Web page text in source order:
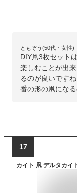
ともぞう(50代・女性)
DIY凧3枚セット
楽しむことが出
るのが良いです
番の形の凧にな
17